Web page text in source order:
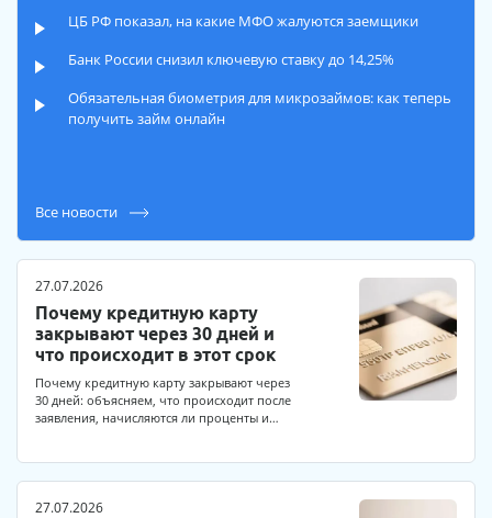
ЦБ РФ показал, на какие МФО жалуются заемщики
Банк России снизил ключевую ставку до 14,25%
Обязательная биометрия для микрозаймов: как теперь
получить займ онлайн
Все новости
27.07.2026
Почему кредитную карту
закрывают через 30 дней и
что происходит в этот срок
Почему кредитную карту закрывают через
30 дней: объясняем, что происходит после
заявления, начисляются ли проценты и…
27.07.2026